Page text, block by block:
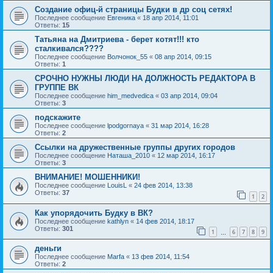
Создание офиц-й страницы Будки в др соц сетях!
Последнее сообщение Евгеника « 18 апр 2014, 11:01
Ответы: 15
Татьяна на Дмитриева - берет котят!!! кто
сталкивался????
Последнее сообщение Волчонок_55 « 08 апр 2014, 09:15
Ответы: 1
СРОЧНО НУЖНЫ ЛЮДИ НА ДОЛЖНОСТЬ РЕДАКТОРА В
ГРУППЕ ВК
Последнее сообщение him_medvedica « 03 апр 2014, 09:04
Ответы: 3
подскажите
Последнее сообщение lpodgornaya « 31 мар 2014, 16:28
Ответы: 2
Ссылки на дружественные группы других городов
Последнее сообщение Наташа_2010 « 12 мар 2014, 16:17
Ответы: 3
ВНИМАНИЕ! МОШЕННИКИ!
Последнее сообщение LouisL « 24 фев 2014, 13:38
Ответы: 37 1 2
Как упорядочить Будку в ВК?
Последнее сообщение kathlyn « 14 фев 2014, 18:17
Ответы: 301 1 6 7 8 9
деньги
Последнее сообщение Marfa « 13 фев 2014, 11:54
Ответы: 2